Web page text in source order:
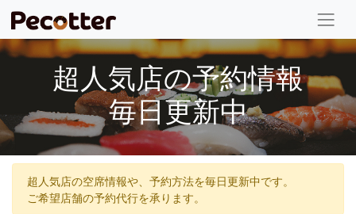
超人気店の予約情報
毎日更新中
超人気店の空席情報や、予約方法を毎日更新中です。
ご希望店舗の予約代行を承ります。